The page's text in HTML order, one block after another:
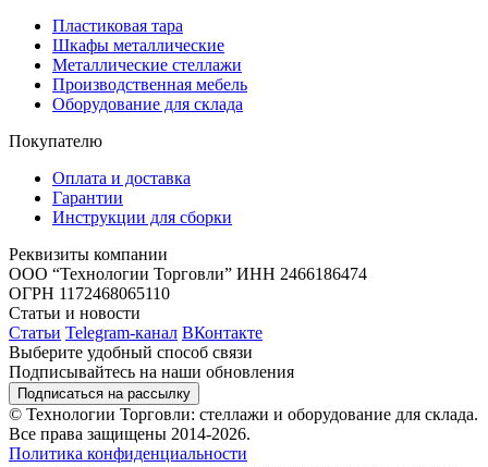
Пластиковая тара
Шкафы металлические
Металлические стеллажи
Производственная мебель
Оборудование для склада
Покупателю
Оплата и доставка
Гарантии
Инструкции для сборки
Реквизиты компании
ООО “Технологии Торговли” ИНН 2466186474
ОГРН 1172468065110
Статьи и новости
Статьи Telegram-канал ВКонтакте
Выберите удобный способ связи
Подписывайтесь на наши обновления
Подписаться на рассылку
© Технологии Торговли: стеллажи и оборудование для склада.
Все права защищены 2014-2026.
Политика конфиденциальности